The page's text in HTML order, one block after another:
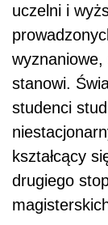
uczelni i
stanowi.
studenci
kształcący
drugiego